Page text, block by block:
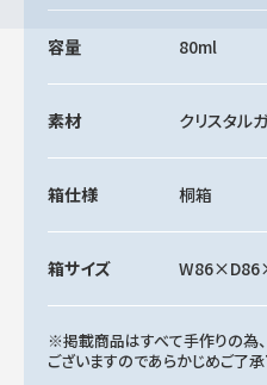
容量 80ml
素材 クリスタル
箱仕様 桐箱
箱サイズ
※掲載商品はすべて手作りの為
ございますのであらかじめご了承